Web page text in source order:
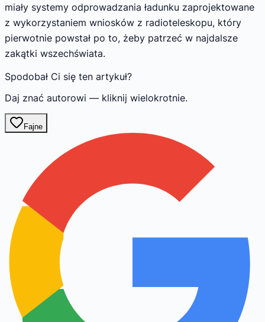
miały systemy odprowadzania ładunku zaprojektowane
z wykorzystaniem wniosków z radioteleskopu, który
pierwotnie powstał po to, żeby patrzeć w najdalsze
zakątki wszechświata.
Spodobał Ci się ten artykuł?
Daj znać autorowi — kliknij wielokrotnie.
Fajne